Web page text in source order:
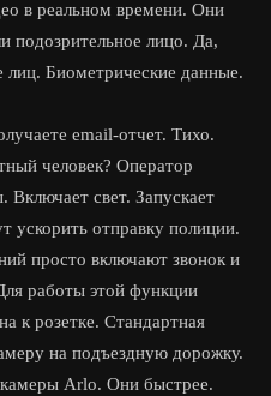
в реальном времени. Они
подозрительное лицо. Да,
лиц. Биометрические данные.
email-отчет. Тихо.
человек? Оператор
Включает свет. Запускает
ускорить отправку полиции.
просто включают звонок и
работы этой функции
к розетке. Стандартная
на подъездную дорожку.
Arlo. Они быстрее.